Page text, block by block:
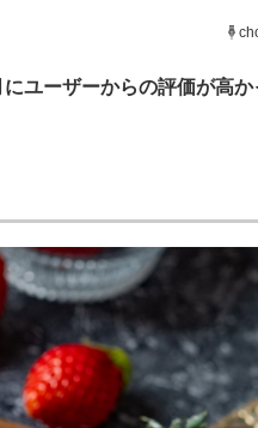
ユーザーからの評価が高か